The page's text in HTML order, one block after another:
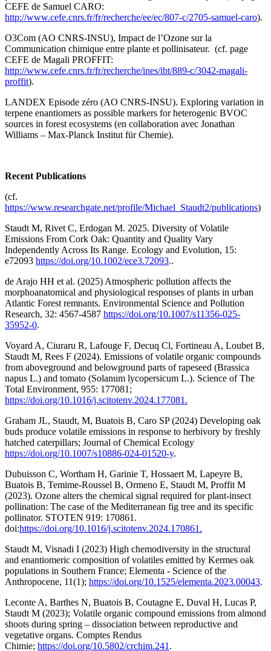
CEFE de Samuel CARO:
http://www.cefe.cnrs.fr/fr/recherche/ee/ec/807-c/2705-samuel-caro).
O3Com (AO CNRS-INSU), Impact de l’Ozone sur la
Communication chimique entre plante et pollinisateur. (cf. page
CEFE de Magali PROFFIT:
http://www.cefe.cnrs.fr/fr/recherche/ines/ibt/889-c/3042-magali-
proffit).
LANDEX Episode zéro (AO CNRS-INSU). Exploring variation in
terpene enantiomers as possible markers for heterogenic BVOC
sources in forest ecosystems (en collaboration avec Jonathan
Williams – Max-Planck Institut für Chemie).
Recent Publications
(cf.
https://www.researchgate.net/profile/Michael_Staudt2/publications)
Staudt M, Rivet C, Erdogan M. 2025. Diversity of Volatile
Emissions From Cork Oak: Quantity and Quality Vary
Independently Across Its Range. Ecology and Evolution, 15:
e72093 https://doi.org/10.1002/ece3.72093..
de Arajo HH et al. (2025) Atmospheric pollution affects the
morphoanatomical and physiological responses of plants in urban
Atlantic Forest remnants. Environmental Science and Pollution
Research, 32: 4567-4587 https://doi.org/10.1007/s11356-025-
35952-0.
Voyard A, Ciuraru R, Lafouge F, Decuq Cl, Fortineau A, Loubet B,
Staudt M, Rees F (2024). Emissions of volatile organic compounds
from aboveground and belowground parts of rapeseed (Brassica
napus L.) and tomato (Solanum lycopersicum L.). Science of The
Total Environment, 955: 177081;
https://doi.org/10.1016/j.scitotenv.2024.177081.
Graham JL, Staudt, M, Buatois B, Caro SP (2024) Developing oak
buds produce volatile emissions in response to herbivory by freshly
hatched caterpillars; Journal of Chemical Ecology
https://doi.org/10.1007/s10886-024-01520-y.
Dubuisson C, Wortham H, Garinie T, Hossaert M, Lapeyre B,
Buatois B, Temime-Roussel B, Ormeno E, Staudt M, Proffit M
(2023). Ozone alters the chemical signal required for plant-insect
pollination: The case of the Mediterranean fig tree and its specific
pollinator. STOTEN 919: 170861.
doi:https://doi.org/10.1016/j.scitotenv.2024.170861.
Staudt M, Visnadi I (2023) High chemodiversity in the structural
and enantiomeric composition of volatiles emitted by Kermes oak
populations in Southern France; Elementa - Science of the
Anthropocene, 11(1); https://doi.org/10.1525/elementa.2023.00043.
Leconte A, Barthes N, Buatois B, Coutagne E, Duval H, Lucas P,
Staudt M (2023); Volatile organic compound emissions from almond
shoots during spring – dissociation between reproductive and
vegetative organs. Comptes Rendus
Chimie; https://doi.org/10.5802/crchim.241 .